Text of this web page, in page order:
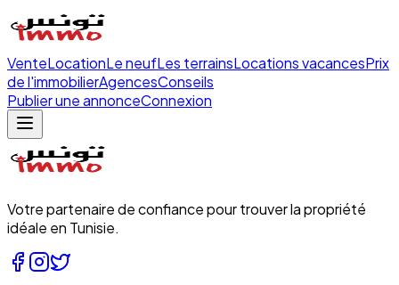
VenteLocationLe neufLes terrainsLocations vacancesPrix
de l'immobilierAgencesConseils
Publier une annonceConnexion
Votre partenaire de confiance pour trouver la propriété
idéale en Tunisie.